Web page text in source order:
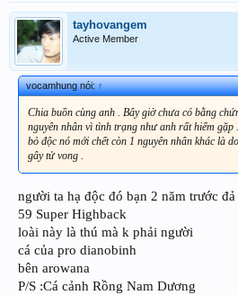
tayhovangem
Active Member
vocamhung nói:↑
Chia buồn cùng anh . Bây giờ chưa có bằng
nguyên nhân vì tình trạng như anh rất hiếm
bỏ độc nó mới chết còn 1 nguyên nhân khác là
gây tử vong .
người ta hạ độc đó bạn 2 năm trước
59 Super Highback
loài này là thú mà k phải người
cá của pro dianobinh
bên arowana
P/S :Cá cảnh Rồng Nam Dương